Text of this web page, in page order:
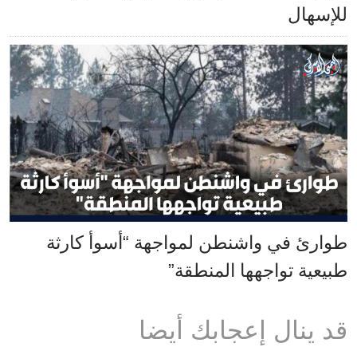
للإسهال
طوارئ في واشنطن لمواجهة “أسوأ كارثة
طبيعية تواجهها المنطقة”
قد ينال إعجابك أيضا